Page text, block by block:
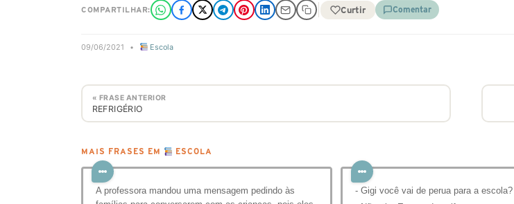
COMPARTILHAR: Curtir Comentar
09/06/2021 • Escola
« FRASE ANTERIOR
REFRIGÉRIO
MAIS FRASES EM ESCOLA
A professora mandou uma mensagem pedindo às
- Gigi você vai de perua para a escola?